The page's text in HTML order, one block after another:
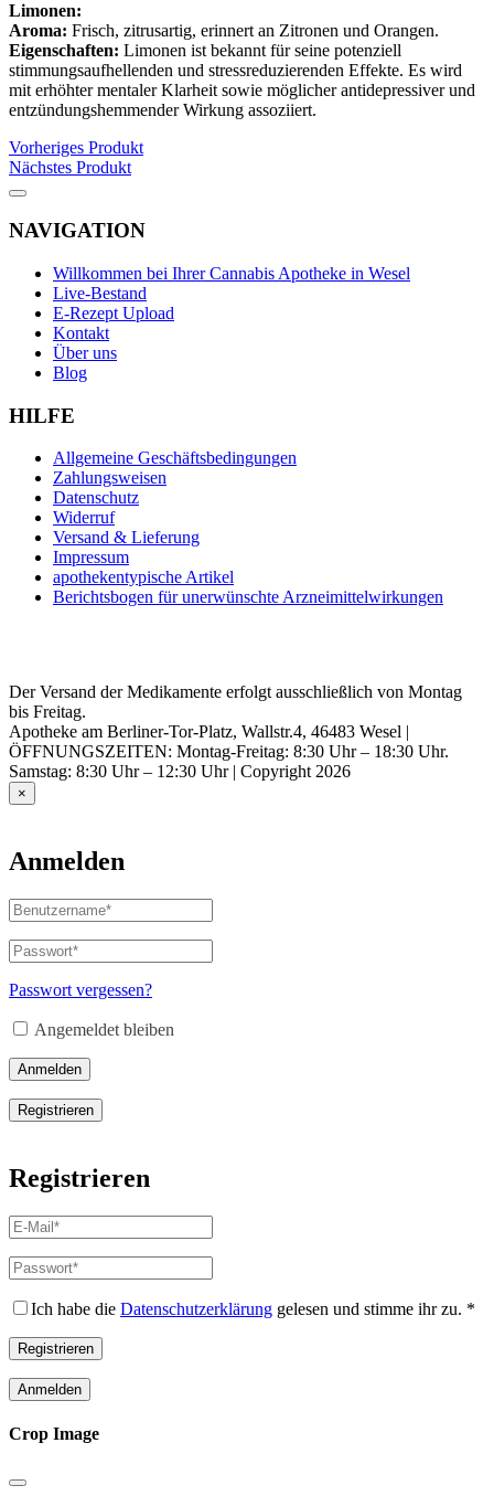
Limonen:
Aroma: Frisch, zitrusartig, erinnert an Zitronen und Orangen.
Eigenschaften: Limonen ist bekannt für seine potenziell
stimmungsaufhellenden und stressreduzierenden Effekte. Es wird
mit erhöhter mentaler Klarheit sowie möglicher antidepressiver und
entzündungshemmender Wirkung assoziiert.
Vorheriges Produkt
Nächstes Produkt
NAVIGATION
Willkommen bei Ihrer Cannabis Apotheke in Wesel
Live-Bestand
E-Rezept Upload
Kontakt
Über uns
Blog
HILFE
Allgemeine Geschäftsbedingungen
Zahlungsweisen
Datenschutz
Widerruf
Versand & Lieferung
Impressum
apothekentypische Artikel
Berichtsbogen für unerwünschte Arzneimittelwirkungen
Der Versand der Medikamente erfolgt ausschließlich von Montag
bis Freitag.
Apotheke am Berliner-Tor-Platz, Wallstr.4, 46483 Wesel |
ÖFFNUNGSZEITEN: Montag-Freitag: 8:30 Uhr – 18:30 Uhr.
Samstag: 8:30 Uhr – 12:30 Uhr | Copyright 2026
×
Anmelden
Benutzername
oder
E-
Mail-
Adresse*
Passwort*
Erforderlich
Passwort vergessen?
Angemeldet bleiben
Anmelden
Registrieren
Registrieren
E-
Mail-
Adresse*
Erforderlich
Passwort*
Erforderlich
Ich habe die Datenschutzerklärung gelesen und stimme ihr zu. *
Registrieren
Anmelden
Crop Image